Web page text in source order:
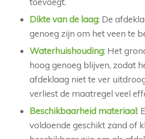
Dikte van de laag: De
genoeg zijn om het veen te
Waterhuishouding: Het
hoog genoeg blijven, zodat
afdeklaag niet te ver
verliest de maatregel veel
Beschikbaarheid materiaal:
voldoende geschikt zand of